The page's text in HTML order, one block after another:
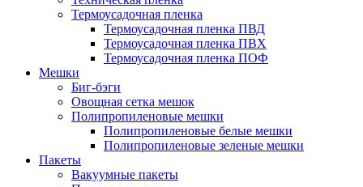
Термоусадочная пленка
Термоусадочная пленка ПВД
Термоусадочная пленка ПВХ
Термоусадочная пленка ПОФ
Мешки
Биг-бэги
Овощная сетка мешок
Полипропиленовые мешки
Полипропиленовые белые мешки
Полипропиленовые зеленые мешки
Пакеты
Вакуумные пакеты